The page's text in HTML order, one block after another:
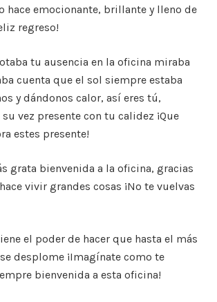
hace emocionante, brillante y lleno de
regreso!
tu ausencia en la oficina miraba
cuenta que el sol siempre estaba
y dándonos calor, así eres tú,
vez presente con tu calidez ¡Que
estes presente!
grata bienvenida a la oficina, gracias
vivir grandes cosas ¡No te vuelvas
el poder de hacer que hasta el más
desplome ¡Imagínate como te
bienvenida a esta oficina!